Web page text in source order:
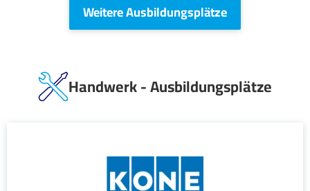
Weitere Ausbildungsplätze
Handwerk - Ausbildungsplätze